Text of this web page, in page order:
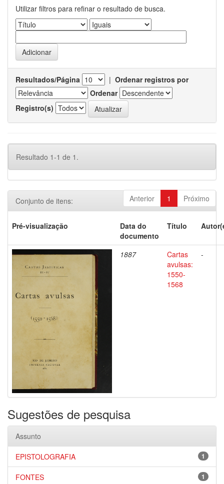
Utilizar filtros para refinar o resultado de busca.
Resultados/Página | Ordenar registros por
Ordenar
Registro(s)
Resultado 1-1 de 1.
Anterior 1 Próximo
Conjunto de itens:
Pré-visualização
Data do
documento
Título
1887
Cartas
avulsas:
1550-
1568
-
Sugestões de pesquisa
Assunto
1
EPISTOLOGRAFIA
1
FONTES